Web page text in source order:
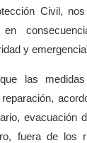
Civil,
y
las
evacuación
fuera de los